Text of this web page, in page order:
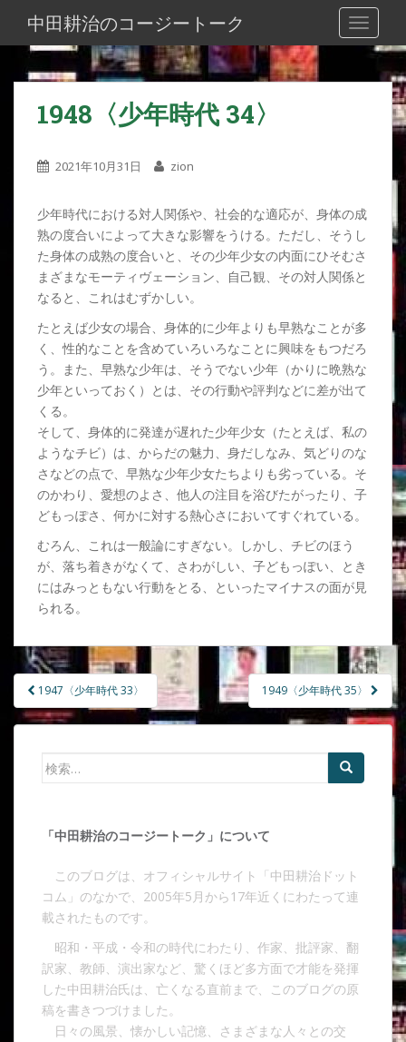
i
中田耕治のコージートーク
1948〈少年時代 34〉
2021年10月31日 zion
少年時代における対人関係や、社会的な適応が、身体の成
熟の度合いによって大きな影響をうける。ただし、そうし
た身体の成熟の度合いと、その少年少女の内面にひそむさ
まざまなモーティヴェーション、自己観、その対人関係と
なると、これはむずかしい。
たとえば少女の場合、身体的に少年よりも早熟なことが多
く、性的なことを含めていろいろなことに興味をもつだろ
う。また、早熟な少年は、そうでない少年（かりに晩熟な
少年といっておく）とは、その行動や評判などに差が出て
くる。
そして、身体的に発達が遅れた少年少女（たとえば、私の
ようなチビ）は、からだの魅力、身だしなみ、気どりのな
さなどの点で、早熟な少年少女たちよりも劣っている。そ
のかわり、愛想のよさ、他人の注目を浴びたがったり、子
どもっぽさ、何かに対する熱心さにおいてすぐれている。
むろん、これは一般論にすぎない。しかし、チビのほう
が、落ち着きがなくて、さわがしい、子どもっぽい、とき
にはみっともない行動をとる、といったマイナスの面が見
られる。
投稿ナビゲーション
1947〈少年時代 33〉 1949〈少年時代 35〉
検索:
「中田耕治のコージートーク」について
このブログは、オフィシャルサイト「中田耕治ドット
コム」のなかで、2005年5月から17年近くにわたって連
載されたものです。
昭和・平成・令和の時代にわたり、作家、批評家、翻
訳家、教師、演出家など、驚くほど多方面で才能を発揮
した中田耕治氏は、亡くなる直前まで、このブログの原
稿を書きつづけました。
日々の風景、懐かしい記憶、さまざまな人々との交